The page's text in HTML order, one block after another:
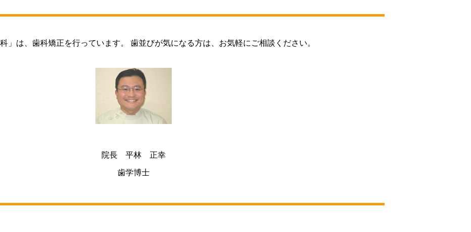
科」は、歯科矯正を行っています。 歯並びが気になる方は、お気軽にご相談ください。
院長 平林 正幸
歯学博士